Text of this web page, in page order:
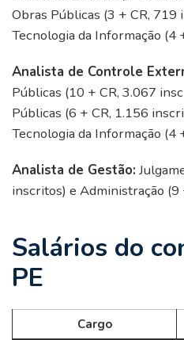
Obras Públicas (3 + CR,
Tecnologia da Informação (4
Analista de Controle
Públicas (10 + CR, 3.067
Públicas (6 + CR, 1.156
Tecnologia da Informação (4
Analista de Gestão:
inscritos) e Administração (9
Salários do
PE
Cargo